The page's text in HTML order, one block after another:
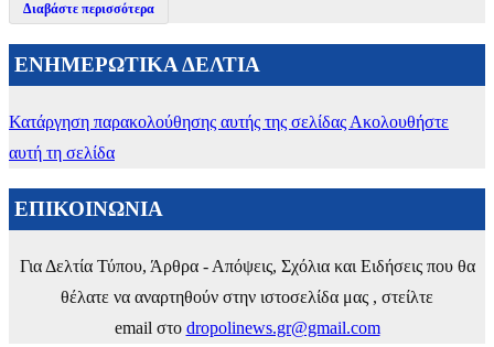
Διαβάστε περισσότερα
ΕΝΗΜΕΡΩΤΙΚΑ ΔΕΛΤΙΑ
Κατάργηση παρακολούθησης αυτής της σελίδας Ακολουθήστε
αυτή τη σελίδα
ΕΠΙΚΟΙΝΩΝΙΑ
Για Δελτία Τύπου, Άρθρα - Απόψεις, Σχόλια και Ειδήσεις που θα
θέλατε να αναρτηθούν στην ιστοσελίδα μας , στείλτε
email στο dropolinews.gr@gmail.com